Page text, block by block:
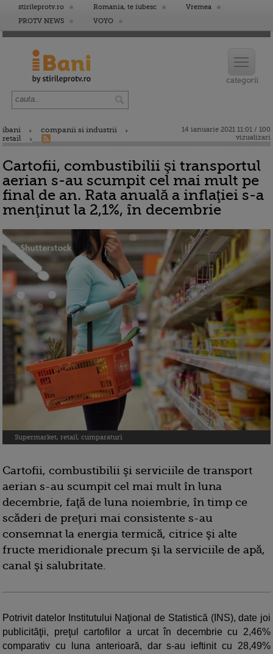
stirileprotv.ro Romania, te iubesc
Vremea
PROTV NEWS
VOYO
ibani
companii si industrii
retail
14 ianuarie 2021 11:01 / 100
vizualizari
Cartofii, combustibilii şi transportul
aerian s-au scumpit cel mai mult pe
final de an. Rata anuală a inflaţiei s-a
menţinut la 2,1%, în decembrie
Supermarket, retail, cumparaturi
Cartofii, combustibilii şi serviciile de transport
aerian s-au scumpit cel mai mult în luna
decembrie, faţă de luna noiembrie, în timp ce
scăderi de preţuri mai consistente s-au
consemnat la energia termică, citrice şi alte
fructe meridionale precum şi la serviciile de apă,
canal şi salubritate.
Potrivit datelor Institutului Naţional de Statistică (INS), date joi
publicităţii, preţul cartofilor a urcat în decembrie cu 2,46%
comparativ cu luna anterioară, dar s-au ieftinit cu 28,49%